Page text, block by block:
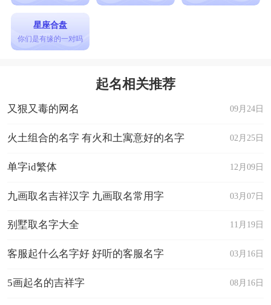
星座合盘
你们是有缘的一对吗
起名相关推荐
09月24日
又狠又毒的网名
02月25日
火土组合的名字 有火和土寓意好的名字
12月09日
单字id繁体
03月07日
九画取名吉祥汉字 九画取名常用字
11月19日
别墅取名字大全
03月16日
客服起什么名字好 好听的客服名字
08月16日
5画起名的吉祥字